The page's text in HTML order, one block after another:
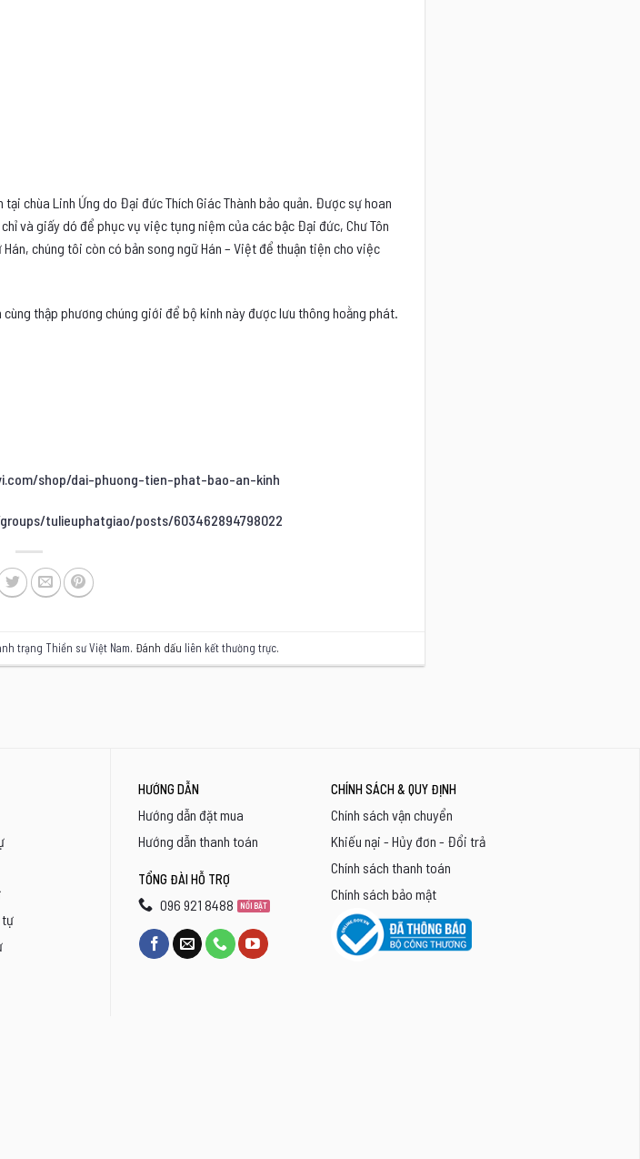
chùa Linh Ứng do Đại đức Thích Giác Thành bảo quản. Được sự hoan
và giấy dó để phục vụ việc tụng niệm của các bậc Đại đức, Chư Tôn
chúng tôi còn có bản song ngữ Hán – Việt để thuận tiện cho việc
thập phương chúng giới để bộ kinh này được lưu thông hoằng phát.
shop/dai-phuong-tien-phat-bao-an-kinh
tulieuphatgiao/posts/603462894798022
trạng Thiền sư Việt Nam. Đánh dấu liên kết thường trực.
tự
HƯỚNG DẪN
Hướng dẫn đặt mua
Hướng dẫn thanh toán
TỔNG ĐÀI HỖ TRỢ
096 921 8488
CHÍNH SÁCH & QUY ĐỊNH
Chính sách vận chuyển
Khiếu nại - Hủy đơn - Đổi trả
Chính sách thanh toán
Chính sách bảo mật